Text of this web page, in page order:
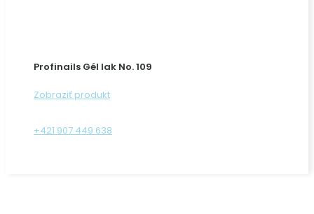
Profinails Gél lak No. 109
Zobraziť produkt
+421 907 449 638